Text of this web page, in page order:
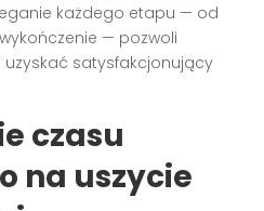
każdego etapu — od
— pozwoli
satysfakcjonujący
czasu
na uszycie